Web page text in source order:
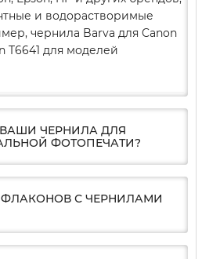
и водорастворимые
чернила Barva для Canon
T6641 для моделей
ЧЕРНИЛА ДЛЯ
ФОТОПЕЧАТИ?
С ЧЕРНИЛАМИ